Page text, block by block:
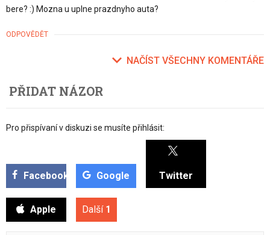
bere? :) Mozna u uplne prazdnyho auta?
ODPOVĚDĚT
NAČÍST VŠECHNY KOMENTÁŘE
PŘIDAT NÁZOR
Pro přispívaní v diskuzi se musíte přihlásit:
Facebook Google Twitter
Apple Další 1